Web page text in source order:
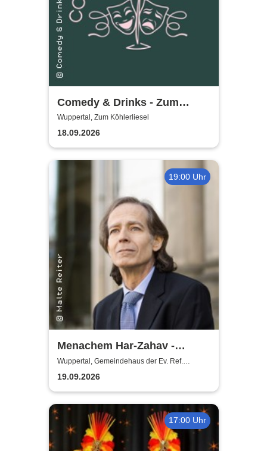
Comedy & Drinks - Zum
Köhlerliesel
Wuppertal, Zum Köhlerliesel
18.09.2026
19:00 Uhr
Menachem Har-Zahav -
Klassiker der romantischen
Klavierliteratur /
Meisterkonzert
Wuppertal, Gemeindehaus der Ev. Ref.
Gemeinde Ronsdorf
19.09.2026
17:00 Uhr